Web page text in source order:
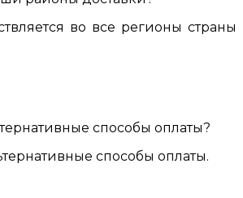
во все регионы страны
способы оплаты?
способы оплаты.